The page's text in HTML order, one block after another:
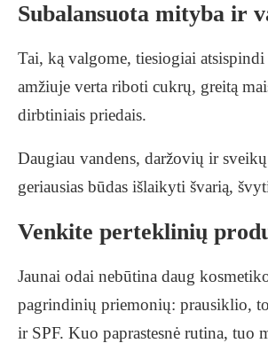
Subalansuota mityba ir
Tai, ką valgome, tiesiogiai atsispindi
amžiuje verta riboti cukrų, greitą
dirbtiniais priedais.
Daugiau vandens, daržovių ir
geriausias būdas išlaikyti švarią,
Venkite perteklinių
Jaunai odai nebūtina daug
pagrindinių priemonių: prausiklio,
ir SPF. Kuo paprastesnė rutina, tuo